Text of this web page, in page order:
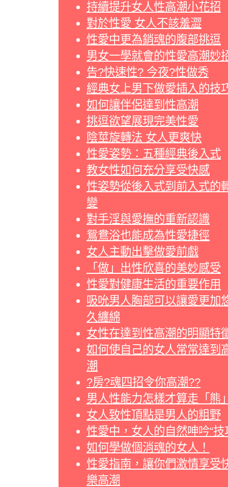
持續提升女人性高潮小花招
對於性愛 女人不該羞澀
性愛中更為銷魂的腹部挑逗
男女一學就會的性愛高潮妙
告?快速性? 今夜?性做秀
經典女上男下做愛插入的技
如何讓伴侶達到性高潮
挑逗欲望展現完美性愛
陰莖旋轉法 女人更爽快
性愛姿勢：五種經典後入式
教女性如何充分享受快感
性姿勢從後入式到前入式的
變
對手淫與愛撫的重新認識
鴛鴦浴也能成為性愛捷徑
女人主動出擊做愛前戲
「做」出性欣喜的美妙感受
性愛對健康生活的重要作用
吸吮男人胸部可以讓愛更加
久纏綿
女性在達到性高潮的明顯特
如何使自己的女人常常達到
潮
?房?魂四招令你高潮??
男人性能力怎樣才算走「熊
女人致性頂點是男人的粗野
性愛中，女人的自然呻吟“技
如何學做個消魂的女人！
性愛指南，讓你們激情享受
樂高潮